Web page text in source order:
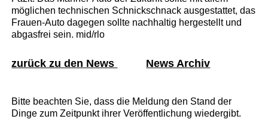
möglichen technischen Schnickschnack ausgestattet, das
Frauen-Auto dagegen sollte nachhaltig hergestellt und
abgasfrei sein. mid/rlo
zurück zu den News News Archiv
Bitte beachten Sie, dass die Meldung den Stand der
Dinge zum Zeitpunkt ihrer Veröffentlichung wiedergibt.